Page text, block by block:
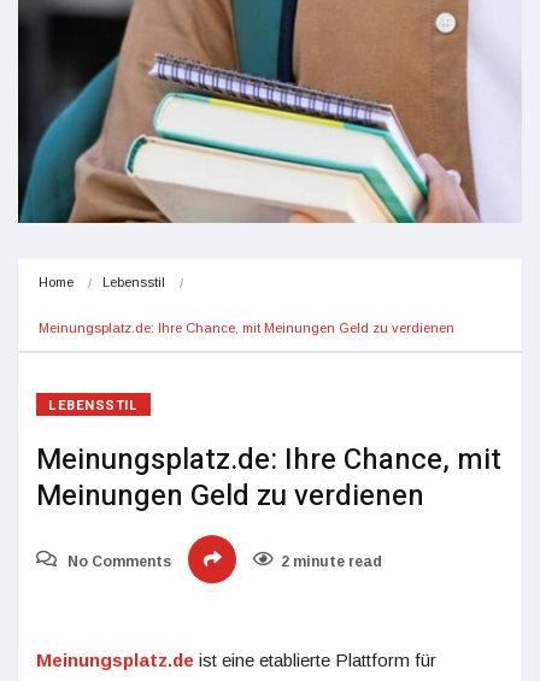
Home Lebensstil
Meinungsplatz.de: Ihre Chance, mit Meinungen Geld zu verdienen
LEBENSSTIL
Meinungsplatz.de: Ihre Chance, mit
Meinungen Geld zu verdienen
No Comments 2 minute read
Meinungsplatz.de ist eine etablierte Plattform für